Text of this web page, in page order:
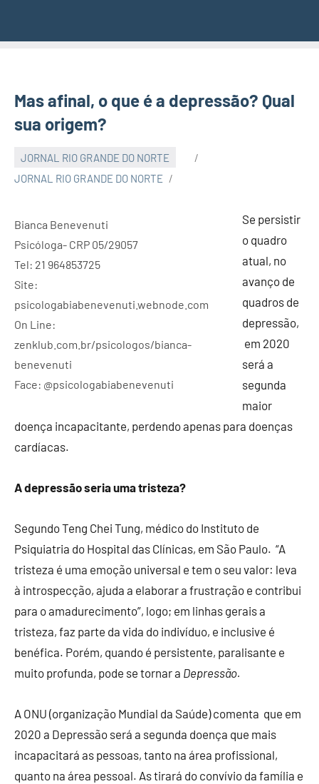
Mas afinal, o que é a depressão? Qual
sua origem?
JORNAL RIO GRANDE DO NORTE
JORNAL RIO GRANDE DO NORTE
Bianca Benevenuti
Psicóloga- CRP 05/29057
Tel: 21 964853725
Site:
psicologabiabenevenuti.webnode.com
On Line:
zenklub.com.br/psicologos/bianca-
benevenuti
Face: @psicologabiabenevenuti
Se persistir
o quadro
atual, no
avanço de
quadros de
depressão,
em 2020
será a
segunda
maior
doença incapacitante, perdendo apenas para doenças
cardíacas.
A depressão seria uma tristeza?
Segundo Teng Chei Tung, médico do Instituto de
Psiquiatria do Hospital das Clínicas, em São Paulo. “A
tristeza é uma emoção universal e tem o seu valor: leva
à introspecção, ajuda a elaborar a frustração e contribui
para o amadurecimento”, logo; em linhas gerais a
tristeza, faz parte da vida do indivíduo, e inclusive é
benéfica. Porém, quando é persistente, paralisante e
muito profunda, pode se tornar a Depressão.
A ONU (organização Mundial da Saúde) comenta que em
2020 a Depressão será a segunda doença que mais
incapacitará as pessoas, tanto na área profissional,
quanto na área pessoal. As tirará do convívio da família e